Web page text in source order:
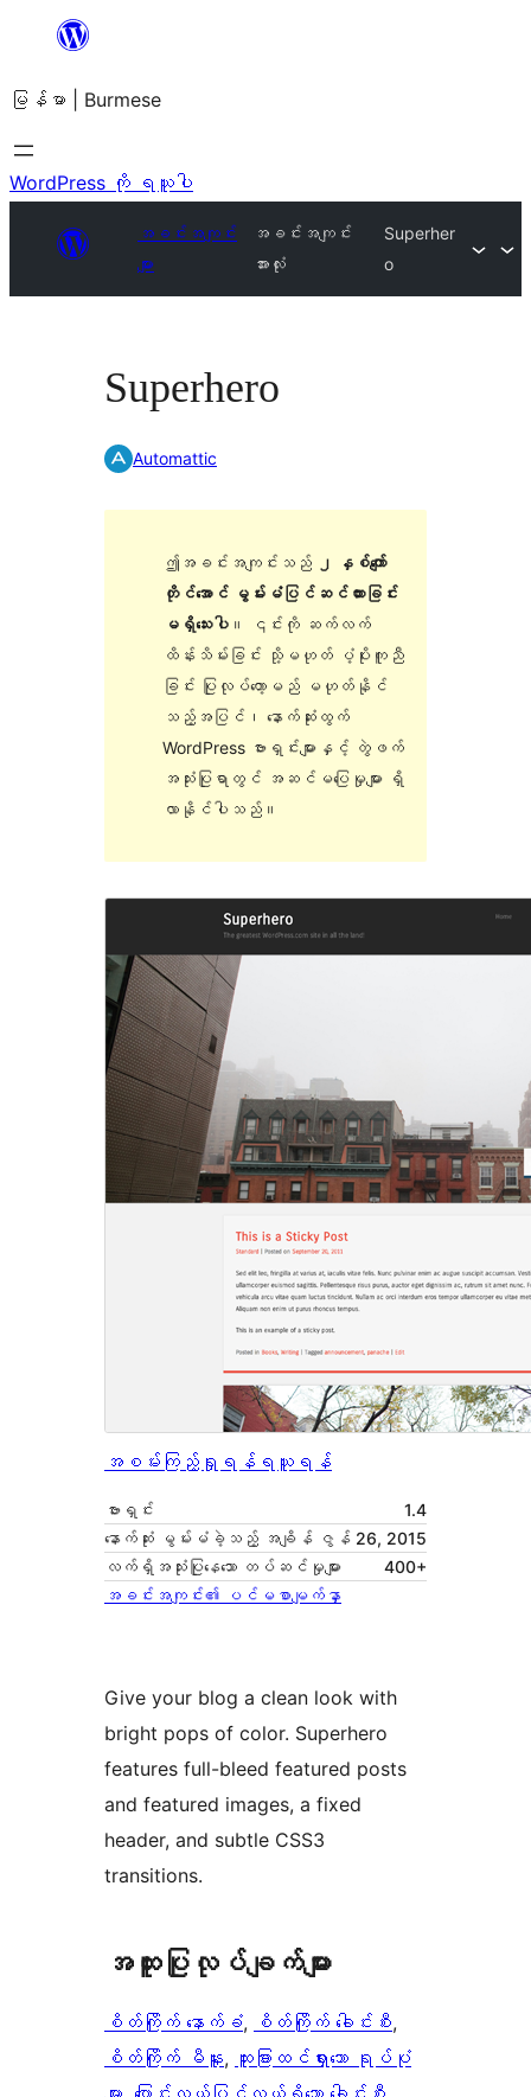
အကြောင်းအရာ
ကျော်သွား
ရန်
မြန်မာ | Burmese
WordPress ကို ရယူပါ
အခင်းအကျင်း
များ
အခင်းအကျင်း
အားလုံး
Superher
o
Superhero
Automattic
ဤအခင်းအကျင်းသည်
၂ နှစ်ကျော်
တိုင်အောင် မွမ်းမံပြင်ဆင်ထားခြင်း
မရှိသေးပါ။ ၎င်းကို ဆက်လက်
ထိန်းသိမ်းခြင်း သို့မဟုတ် ပံ့ပိုးကူညီ
ခြင်း ပြုလုပ်တော့မည် မဟုတ်နိုင်
သည့်အပြင်၊ နောက်ဆုံးထွက်
WordPress ဗားရှင်းများနှင့် တွဲဖက်
အသုံးပြုရာတွင် အဆင်မပြေမှုများ ရှိ
လာနိုင်ပါသည်။
အစမ်းကြည့်ရှုရန် ရယူရန်
ဗားရှင်း
1.4
နောက်ဆုံး မွမ်းမံခဲ့သည့် အချိန် ဇွန် 26, 2015
လက်ရှိအသုံးပြုနေသော တပ်ဆင်မှုများ
400+
အခင်းအကျင်း၏ ပင်မစာမျက်နှာ
Give your blog a clean look with
bright pops of color. Superhero
features full-bleed featured posts
and featured images, a fixed
header, and subtle CSS3
transitions.
အ​ထူး​ပြု​လုပ်​ချက်​များ
စိတ်ကြိုက် နောက်ခံ, စိတ်ကြိုက် ခေါင်းစီး
စိတ်ကြိုက် မီနူး, ထူးခြားထင်ရှားသော ရုပ်ပုံ